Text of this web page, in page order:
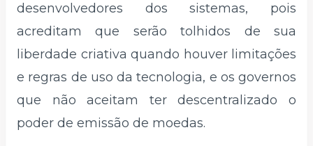
desenvolvedores dos sistemas, pois
acreditam que serão tolhidos de sua
liberdade criativa quando houver limitações
e regras de uso da tecnologia, e os governos
que não aceitam ter descentralizado o
poder de emissão de moedas.